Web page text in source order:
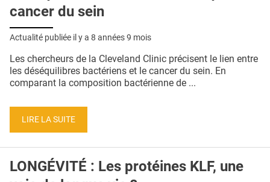
L'APP
PUBLICITÉ
CONTACT
cancer du sein
Actualité publiée il y a 8 années 9 mois
Les chercheurs de la Cleveland Clinic précisent le lien entre
les déséquilibres bactériens et le cancer du sein. En
comparant la composition bactérienne de ...
LIRE LA SUITE
LONGÉVITÉ : Les protéines KLF, une